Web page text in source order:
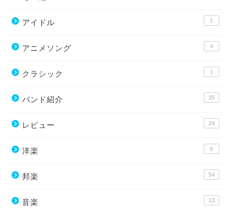
アイドル 1
アニメソング 4
クラシック 1
バンド紹介 25
レビュー 24
洋楽 6
邦楽 54
音楽 13